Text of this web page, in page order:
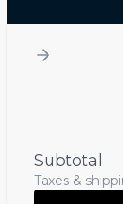
Subtotal
Taxes &